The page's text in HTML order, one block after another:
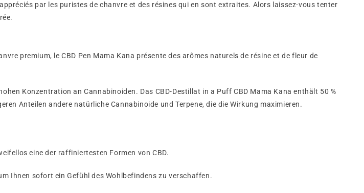
par les puristes de chanvre et des résines qui en sont extraites. Alors laissez-vous tenter
premium, le CBD Pen Mama Kana présente des arômes naturels de résine et de fleur de
Konzentration an Cannabinoiden. Das CBD-Destillat in a Puff CBD Mama Kana enthält 50 %
Anteilen andere natürliche Cannabinoide und Terpene, die die Wirkung maximieren.
eine der raffiniertesten Formen von CBD.
Ihnen sofort ein Gefühl des Wohlbefindens zu verschaffen.